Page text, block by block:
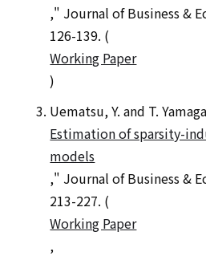
," Journal of Business &
126-139. (
Working Paper
)
Uematsu, Y. and T.
Estimation of sparsity-
models
," Journal of Business &
213-227. (
Working Paper
,